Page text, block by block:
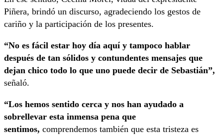
Piñera, brindó un discurso, agradeciendo los gestos de
cariño y la participación de los presentes.
“No es fácil estar hoy día aquí y tampoco hablar
después de tan sólidos y contundentes mensajes que
dejan chico todo lo que uno puede decir de Sebastián”,
señaló.
“Los hemos sentido cerca y nos han ayudado a
sobrellevar esta inmensa pena que
sentimos, comprendemos también que esta tristeza es